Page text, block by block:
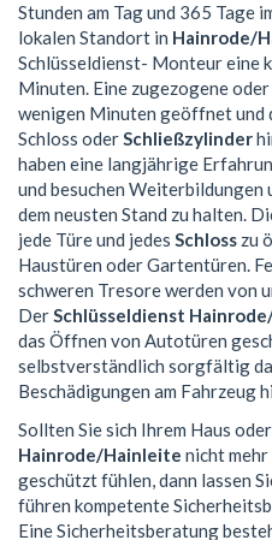
Stunden am Tag und 365 Tage
lokalen Standort in Hainrode/
Schlüsseldienst- Monteur eine
Minuten. Eine zugezogene oder
wenigen Minuten geöffnet und
Schloss oderSchließzylinder
haben eine langjährige
und besuchen
dem neusten Stand zu halten.
jede Türe und jedes Schloss zu
Haustüren oder Gartentüren.
schweren Tresore werden von
DerSchlüsseldienst
das Öffnen von Autotüren
selbstverständlich sorgfältig
Beschädigungen am Fahrzeug
Sollten Sie sich Ihrem Haus
Hainrode/Hainleite nicht
geschützt fühlen, dann lassen
führen kompetente
Eine Sicherheitsberatung